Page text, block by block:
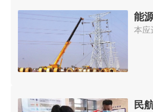
能
民